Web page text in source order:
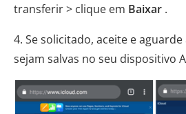
transferir > clique em Baixar .
4. Se solicitado, aceite e
sejam salvas no seu dispositivo